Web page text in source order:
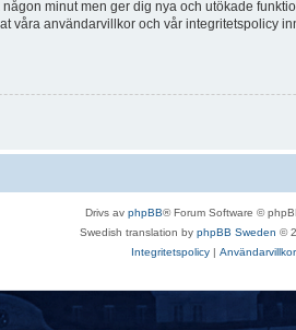
minut men ger dig nya och utökade
våra användarvillkor och vår integritetspolicy
Drivs av phpBB® Forum Software ©
Swedish translation by phpBB Sweden ©
Integritetspolicy| Användarvillkor